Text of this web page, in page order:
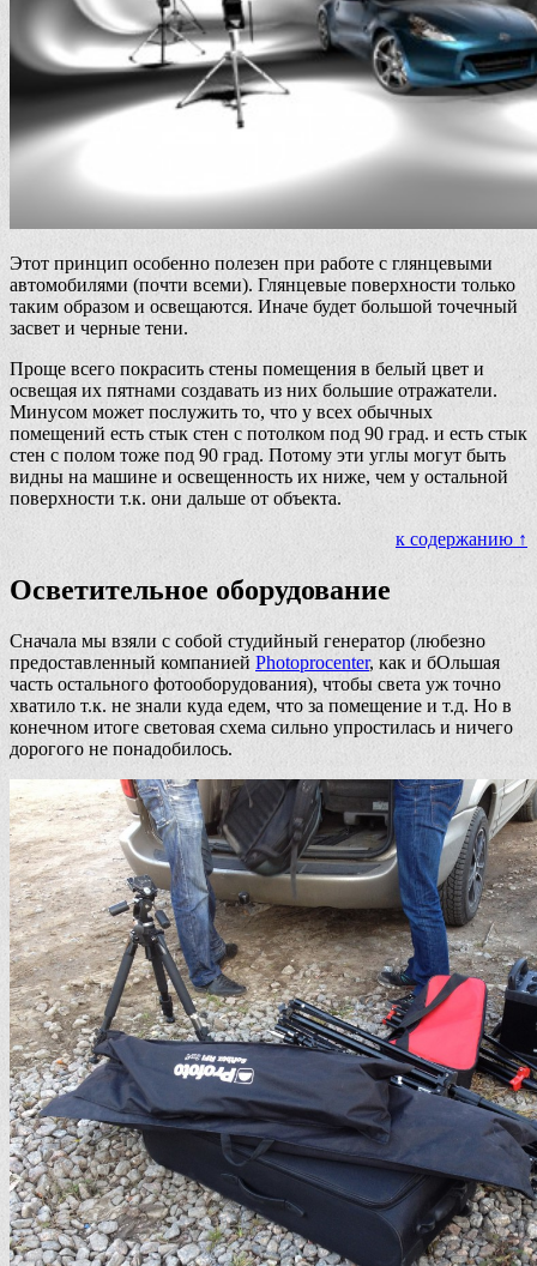
Этот принцип особенно полезен при работе с глянцевыми
автомобилями (почти всеми). Глянцевые поверхности только
таким образом и освещаются. Иначе будет большой точечный
засвет и черные тени.
Проще всего покрасить стены помещения в белый цвет и
освещая их пятнами создавать из них большие отражатели.
Минусом может послужить то, что у всех обычных
помещений есть стык стен с потолком под 90 град. и есть стык
стен с полом тоже под 90 град. Потому эти углы могут быть
видны на машине и освещенность их ниже, чем у остальной
поверхности т.к. они дальше от объекта.
к содержанию ↑
Осветительное оборудование
Сначала мы взяли с собой студийный генератор (любезно
предоставленный компанией Photoprocenter, как и бОльшая
часть остального фотооборудования), чтобы света уж точно
хватило т.к. не знали куда едем, что за помещение и т.д. Но в
конечном итоге световая схема сильно упростилась и ничего
дорогого не понадобилось.